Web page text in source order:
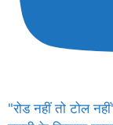
"रोड नहीं तो टोल